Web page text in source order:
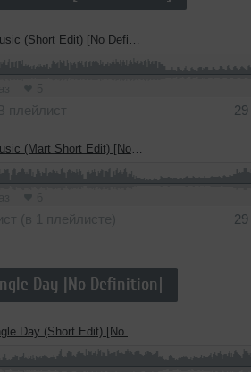
(Short Edit) [No Definition]
плейлист
(Mart Short Edit) [No Definition]
(в 1 плейлисте)
Day [No Definition]
Day (Short Edit) [No Definition]